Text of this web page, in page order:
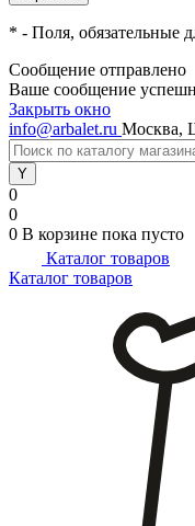
* - Поля, обязательные
Сообщение отправлено
Ваше сообщение
Закрыть окно
info@arbalet.ru Москва,
0
0
0 В корзине пока пусто
Каталог товаров
Каталог товаров